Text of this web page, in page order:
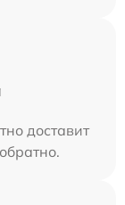
доставит